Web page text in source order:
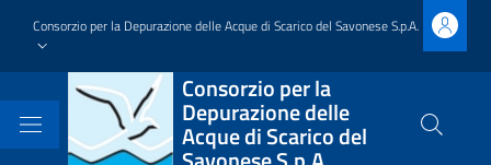
contenuto
Consorzio per la Depurazione delle Acque di Scarico del Savonese S.p.A.
Block
it-
Consorzio per la
Depurazione delle
Acque di Scarico del
Cerca